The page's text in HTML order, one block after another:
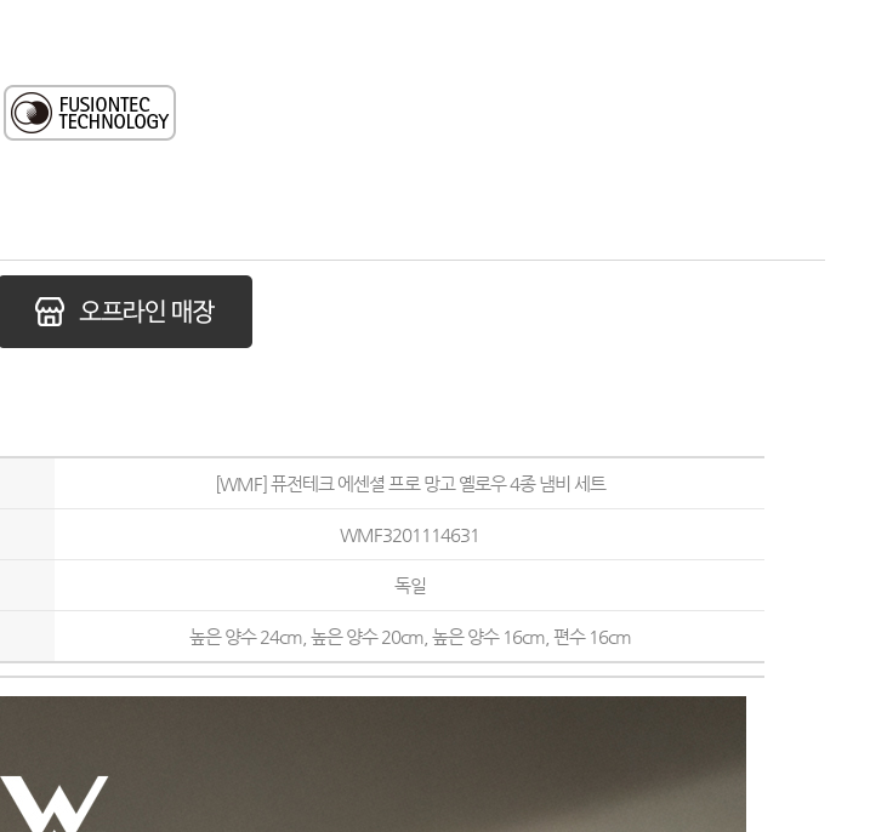
[WMF] 퓨전테크 에센셜 프로 망고 옐로우 4종 냄비 세트
WMF3201114631
독일
높은 양수 24cm, 높은 양수 20cm, 높은 양수 16cm, 편수 16cm